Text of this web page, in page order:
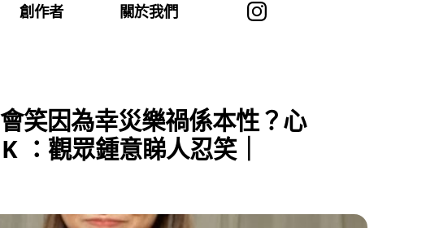
創作者 關於我們
笑因為幸災樂禍係本性？心
：觀眾鍾意睇人忍笑｜